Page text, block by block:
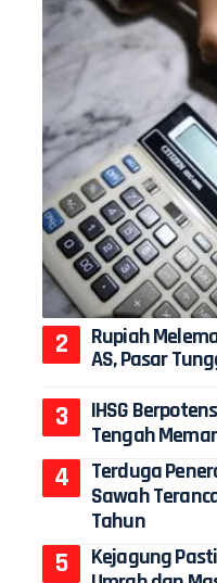
Rupiah
AS, Pasar
IHSG
Tengah
Terduga
Sawah
Tahun
Kejagung